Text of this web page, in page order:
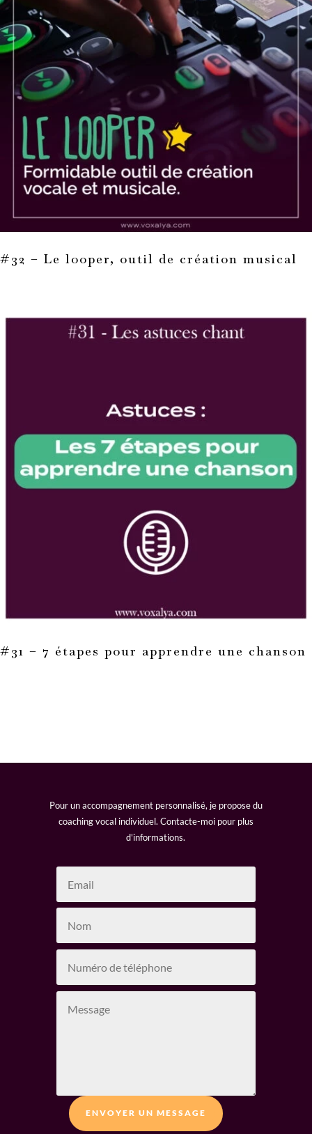
#32 – Le looper, outil de création musical
#31 – 7 étapes pour apprendre une chanson
Pour un accompagnement personnalisé, je propose du
coaching vocal individuel. Contacte-moi pour plus
d'informations.
ENVOYER UN MESSAGE